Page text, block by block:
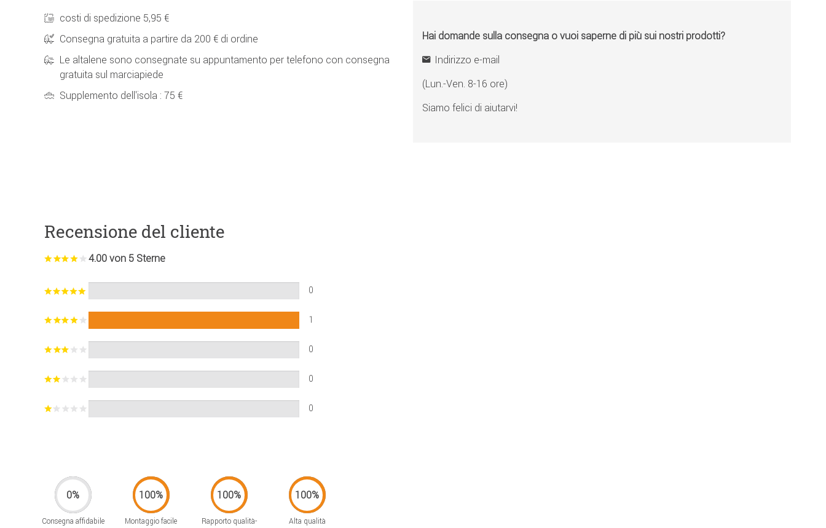
costi di spedizione 5,95 €
Consegna gratuita a partire da 200 € di ordine
Le altalene sono consegnate su appuntamento per telefono con consegna
gratuita sul marciapiede
Supplemento dell'isola : 75 €
Hai domande sulla consegna o vuoi saperne di più sui nostri prodotti?
Indirizzo e-mail
(Lun.-Ven. 8-16 ore)
Siamo felici di aiutarvi!
Recensione del cliente
4.00 von 5 Sterne
0
1
0
0
0
Consegna affidabile Montaggio facile
Rapporto qualità-
Alta qualità